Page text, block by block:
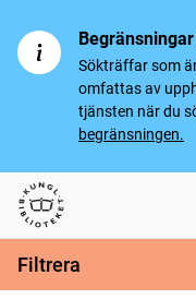
Sökträffar som
omfattas av
tjänsten när du
begränsningen.
Svenska tidningar
Filtrera